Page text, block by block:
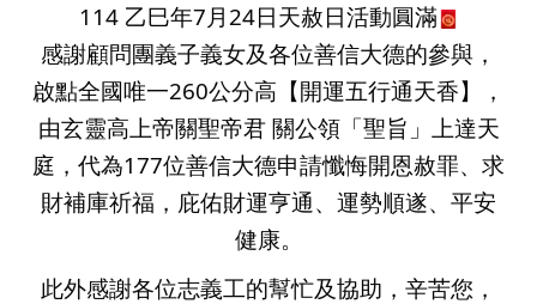
114 乙巳年7月24日天赦日活動圓滿
感謝顧問團義子義女及各位善信大德的參與，
啟點全國唯一260公分高【開運五行通天香】，
由玄靈高上帝關聖帝君 關公領「聖旨」上達天
庭，代為177位善信大德申請懺悔開恩赦罪、求
財補庫祈福，庇佑財運亨通、運勢順遂、平安
健康。
此外感謝各位志義工的幫忙及協助，辛苦您，